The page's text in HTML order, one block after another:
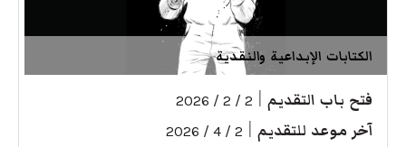
الكتابات الإبداعية والنقدية
فتح باب التقديم 2 / 2 / 2026
آخر موعد للتقديم 2 / 4 / 2026